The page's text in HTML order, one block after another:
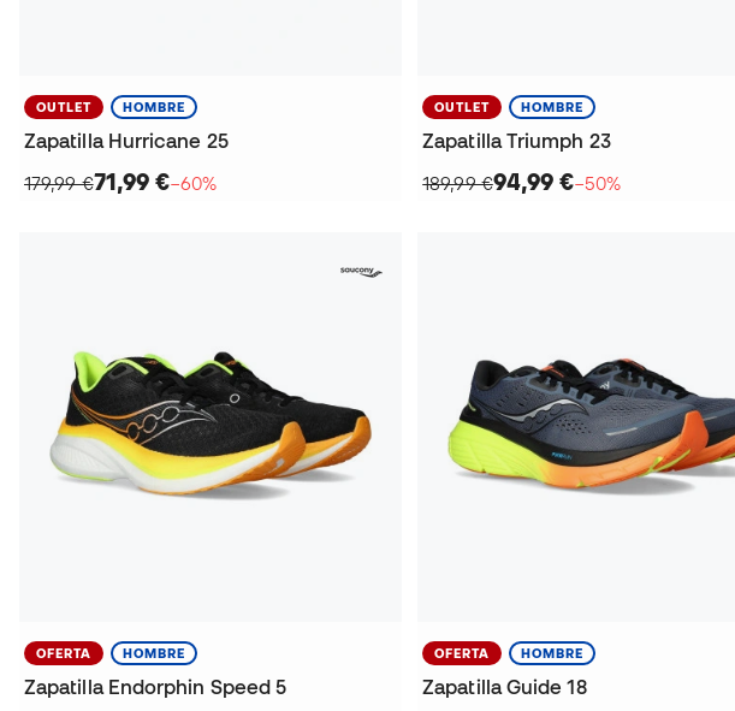
OUTLET HOMBRE
Zapatilla Hurricane 25
179,99 €71,99 €−60%
OUTLET HOMBRE
Zapatilla Triumph 23
189,99 €94,99 €−50%
OFERTA HOMBRE
Zapatilla Endorphin Speed 5
OFERTA HOMBRE
Zapatilla Guide 18